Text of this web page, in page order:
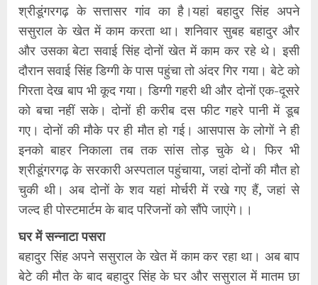
श्रीडूंगरगढ़ के सत्तासर गांव का है।यहां बहादुर सिंह अपने
ससुराल के खेत में काम करता था। शनिवार सुबह बहादुर और
और उसका बेटा सवाई सिंह दोनों खेत में काम कर रहे थे। इसी
दौरान सवाई सिंह डिग्गी के पास पहुंचा तो अंदर गिर गया। बेटे को
गिरता देख बाप भी कूद गया। डिग्गी गहरी थी और दोनों एक-दूसरे
को बचा नहीं सके। दोनों ही करीब दस फीट गहरे पानी में डूब
गए। दोनों की मौके पर ही मौत हो गई। आसपास के लोगों ने ही
इनको बाहर निकाला तब तक सांस तोड़ चुके थे। फिर भी
श्रीडूंगरगढ़ के सरकारी अस्पताल पहुंचाया, जहां दोनों की मौत हो
चुकी थी। अब दोनों के शव यहां मोर्चरी में रखे गए हैं, जहां से
जल्द ही पोस्टमार्टम के बाद परिजनों को सौंपे जाएंगे।।
घर में सन्नाटा पसरा
बहादुर सिंह अपने ससुराल के खेत में काम कर रहा था। अब बाप
बेटे की मौत के बाद बहादुर सिंह के घर और ससुराल में मातम छा